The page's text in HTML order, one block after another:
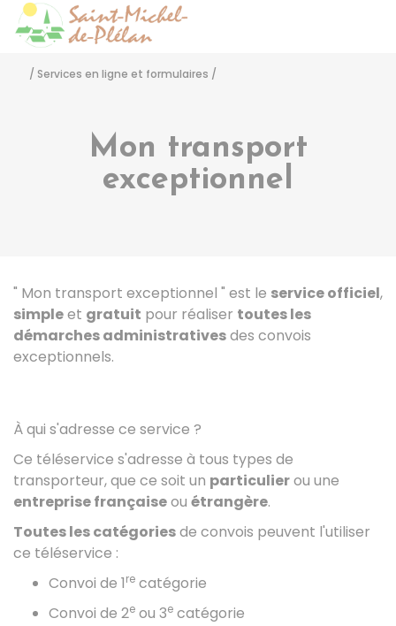
/ Services en ligne et formulaires /
Mon transport
exceptionnel
" Mon transport exceptionnel " est le service officiel,
simpleet gratuit pour réaliser toutes les
démarches administrativesdes convois
exceptionnels.
À qui s'adresse ce service ?
Ce téléservice s'adresse à tous types de
transporteur, que ce soit un particulierou une
entreprise françaiseou étrangère.
Toutes les catégoriesde convois peuvent l'utiliser
ce téléservice :
Convoi de 1re catégorie
Convoi de 2e ou 3e catégorie